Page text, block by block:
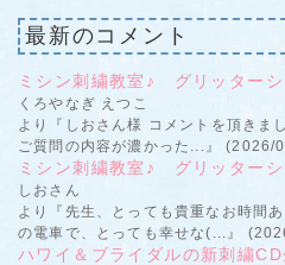
最新のコメント
ミシン刺繍教室♪ グリッター
くろやなぎ えつこ
より『しおさん様 コメントを頂きま
ご質問の内容が濃かった...』 (2026/
ミシン刺繍教室♪ グリッター
しおさん
より『先生、とっても貴重なお時間
の電車で、とっても幸せな(...』
ハワイ＆ブライダルの新刺繍